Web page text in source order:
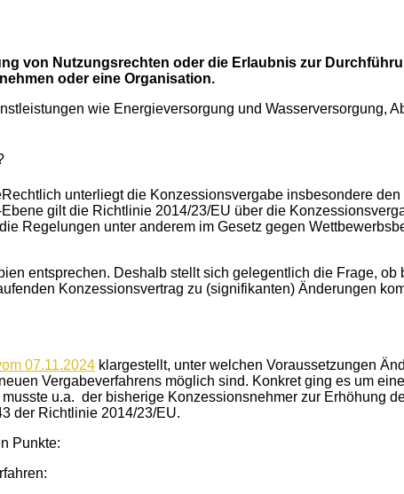
von Nutzungsrechten oder die Erlaubnis zur
oder eine Organisation.
wie Energieversorgung und Wasserversorgung,
Rechtlich unterliegt die Konzessionsvergabe insbesondere
gilt die Richtlinie 2014/23/EU über die
Regelungen unter anderem im Gesetz gegen
entsprechen. Deshalb stellt sich gelegentlich die Frage, ob
Konzessionsvertrag zu (signifikanten) Änderungen
07.11.2024 klargestellt, unter welchen Voraussetzungen
Vergabeverfahrens möglich sind. Konkret ging es um
u.a. der bisherige Konzessionsnehmer zur Erhöhung
der Richtlinie 2014/23/EU.
Punkte: